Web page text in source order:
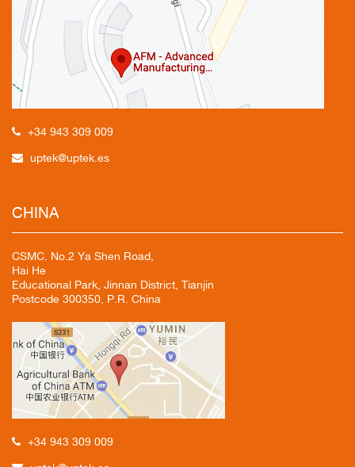
+34 943 309 009
uptek@uptek.es
CHINA
CSMC. No.2 Ya Shen Road,
Hai He
Educational Park, Jinnan District, Tianjin
Postcode 300350, P.R. China
+34 943 309 009